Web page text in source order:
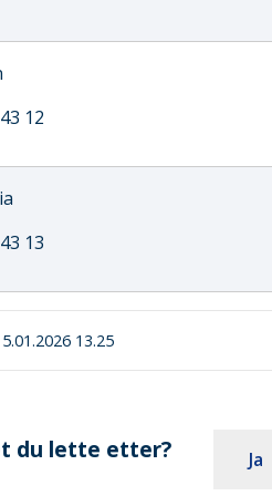
12
13
13.25
du lette etter? Ja